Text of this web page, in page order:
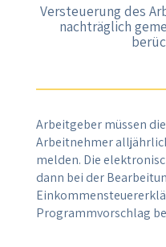
Versteuerung des
nachträglich
Arbeitgeber müssen
Arbeitnehmer
melden. Die
dann bei der
Programmvorschlag